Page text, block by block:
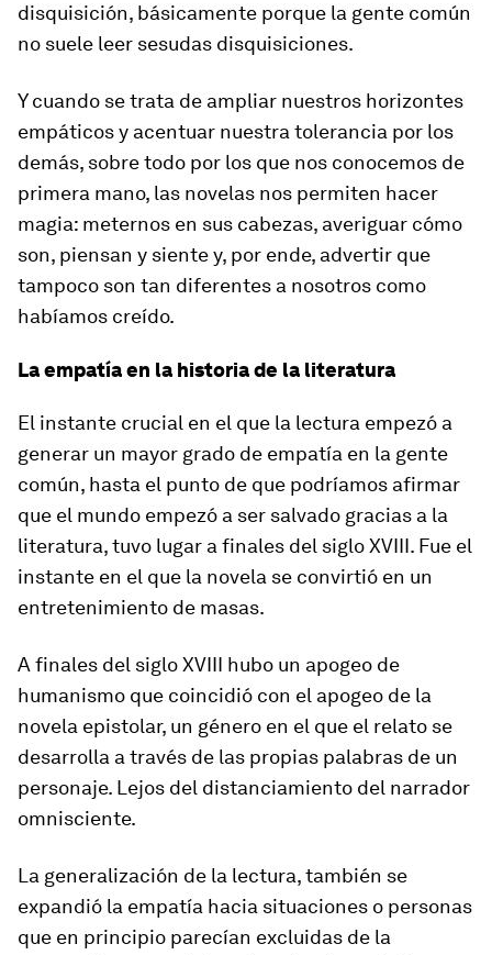
disquisición, básicamente porque la gente común
no suele leer sesudas disquisiciones.
Y cuando se trata de ampliar nuestros horizontes
empáticos y acentuar nuestra tolerancia por los
demás, sobre todo por los que nos conocemos de
primera mano, las novelas nos permiten hacer
magia: meternos en sus cabezas, averiguar cómo
son, piensan y siente y, por ende, advertir que
tampoco son tan diferentes a nosotros como
habíamos creído.
La empatía en la historia de la literatura
El instante crucial en el que la lectura empezó a
generar un mayor grado de empatía en la gente
común, hasta el punto de que podríamos afirmar
que el mundo empezó a ser salvado gracias a la
literatura, tuvo lugar a finales del siglo XVIII. Fue el
instante en el que la novela se convirtió en un
entretenimiento de masas.
A finales del siglo XVIII hubo un apogeo de
humanismo que coincidió con el apogeo de la
novela epistolar, un género en el que el relato se
desarrolla a través de las propias palabras de un
personaje. Lejos del distanciamiento del narrador
omnisciente.
La generalización de la lectura, también se
expandió la empatía hacia situaciones o personas
que en principio parecían excluidas de la